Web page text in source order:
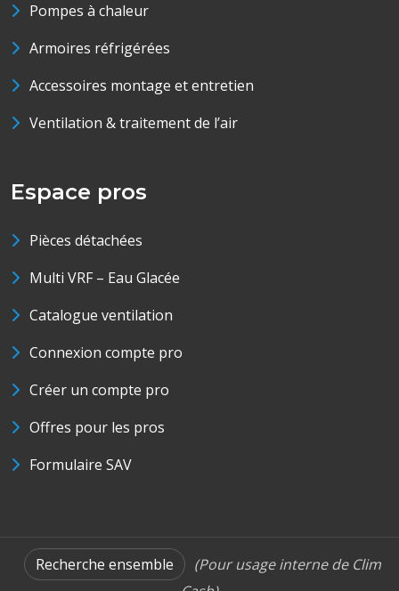
Pompes à chaleur
Armoires réfrigérées
Accessoires montage et entretien
Ventilation & traitement de l’air
Espace pros
Pièces détachées
Multi VRF – Eau Glacée
Catalogue ventilation
Connexion compte pro
Créer un compte pro
Offres pour les pros
Formulaire SAV
Recherche ensemble
(Pour usage interne de Clim